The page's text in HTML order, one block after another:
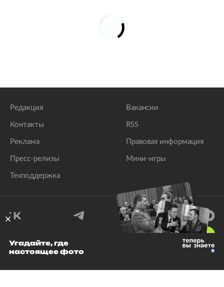
Редакция
Контакты
Реклама
Пресс-релизы
Техподдержка
Вакансии
RSS
Правовая информация
Мини-игры
© 1999–2026 Все права защищены.
Угадайте, где
настоящее фото